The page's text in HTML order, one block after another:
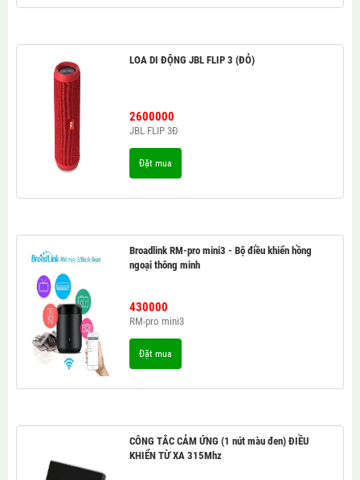
LOA DI ĐỘNG JBL FLIP 3 (ĐỎ)
2600000
JBL FLIP 3Đ
Đặt mua
Broadlink RM-pro mini3 - Bộ điều khiển hồng
ngoại thông minh
430000
RM-pro mini3
Đặt mua
CÔNG TẮC CẢM ỨNG (1 nút màu đen) ĐIỀU
KHIỂN TỪ XA 315Mhz